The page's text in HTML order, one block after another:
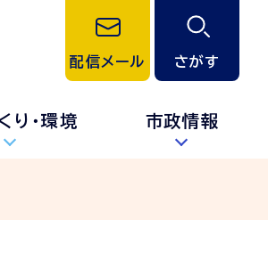
配信メール さがす
り・環境 市政情報